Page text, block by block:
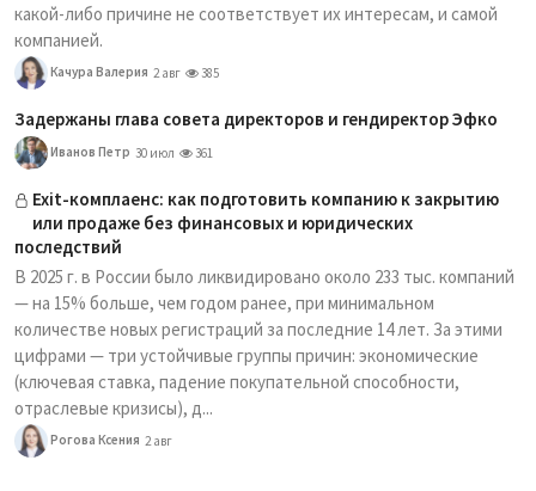
какой-либо причине не соответствует их интересам, и самой
компанией.
Качура Валерия 2 авг 385
Задержаны глава совета директоров и гендиректор Эфко
Иванов Петр 30 июл 361
Exit-комплаенс: как подготовить компанию к закрытию
или продаже без финансовых и юридических
последствий
В 2025 г. в России было ликвидировано около 233 тыс. компаний
— на 15% больше, чем годом ранее, при минимальном
количестве новых регистраций за последние 14 лет. За этими
цифрами — три устойчивые группы причин: экономические
(ключевая ставка, падение покупательной способности,
отраслевые кризисы), д...
Рогова Ксения 2 авг